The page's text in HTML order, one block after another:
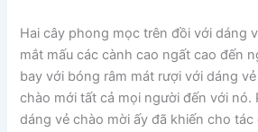
Hai cây phong mọc trên đồi với dáng
mắt mấu các cành cao ngất cao đến
bay với bóng râm mát rượi với dáng
chào mới tất cả mọi người đến với nó.
dáng vẻ chào mời ấy đã khiến cho tác